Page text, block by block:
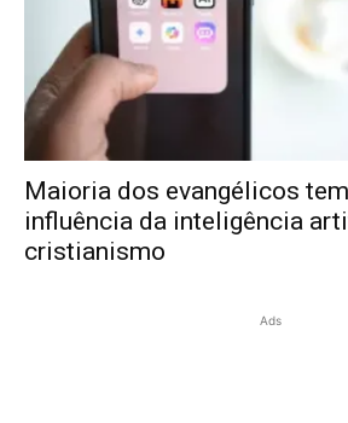
Maioria dos evangélicos
influência da inteligência
cristianismo
Ads